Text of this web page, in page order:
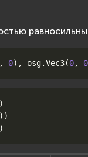
, 0), osg.Vec3(0, 0
))